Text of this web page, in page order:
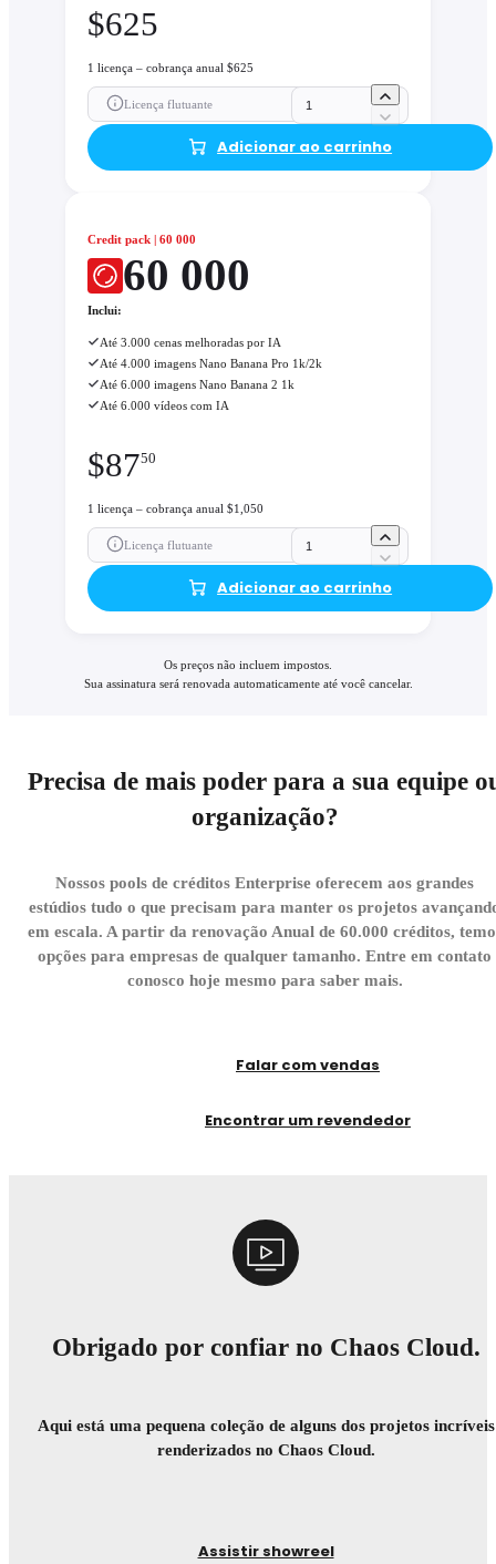
$625
1 licença – cobrança anual $625
Licença flutuante
Adicionar ao carrinho
Credit pack | 60 000
60 000
Inclui:
Até 3.000 cenas melhoradas por IA
Até 4.000 imagens Nano Banana Pro 1k/2k
Até 6.000 imagens Nano Banana 2 1k
Até 6.000 vídeos com IA
$8750
1 licença – cobrança anual $1,050
Licença flutuante
Adicionar ao carrinho
Os preços não incluem impostos.
Sua assinatura será renovada automaticamente até você cancelar.
Precisa de mais poder para a sua equipe
organização?
Nossos pools de créditos Enterprise oferecem aos grandes
estúdios tudo o que precisam para manter os projetos
em escala. A partir da renovação Anual de 60.000 créditos,
opções para empresas de qualquer tamanho. Entre em contato
conosco hoje mesmo para saber mais.
Falar com vendas
Encontrar um revendedor
Obrigado por confiar no Chaos Cloud.
Aqui está uma pequena coleção de alguns dos projetos incríveis
renderizados no Chaos Cloud.
Assistir showreel